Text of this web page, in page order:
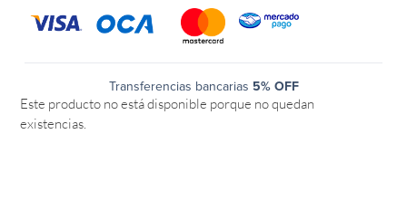
Transferencias bancarias 5% OFF
Este producto no está disponible porque no quedan
existencias.